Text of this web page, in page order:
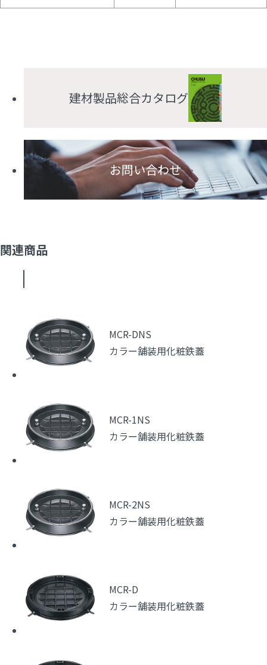
建材製品総合カタログ
お問い合わせ
関連商品
MCR-DNS
カラー舗装用化粧鉄蓋
MCR-1NS
カラー舗装用化粧鉄蓋
MCR-2NS
カラー舗装用化粧鉄蓋
MCR-D
カラー舗装用化粧鉄蓋